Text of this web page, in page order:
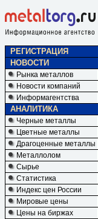
РЕГИСТРАЦИЯ
НОВОСТИ
Рынка металлов
Новости компаний
Информагентства
АНАЛИТИКА
Черные металлы
Цветные металлы
Драгоценные металлы
Металлолом
Сырье
Статистика
Индекс цен России
Мировые цены
Цены на биржах